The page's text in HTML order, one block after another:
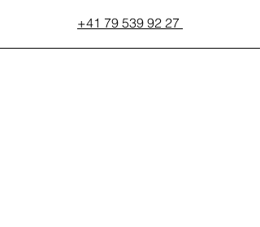
+41 79 539 92 27